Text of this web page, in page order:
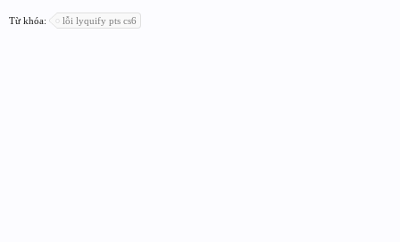
Từ khóa: lỗi lyquify pts cs6